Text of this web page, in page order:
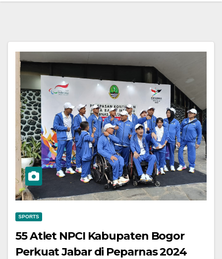
SPORTS
55 Atlet NPCI Kabupaten Bogor
Perkuat Jabar di Peparnas 2024